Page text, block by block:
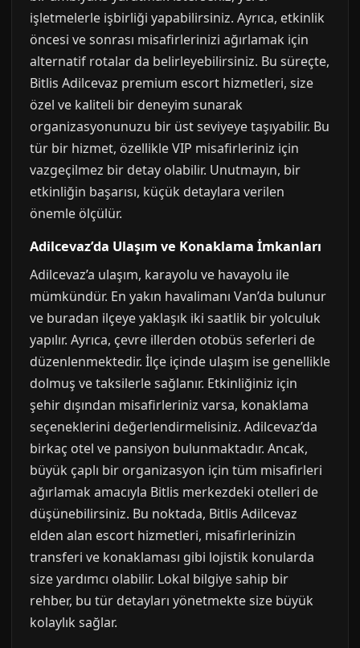
işletmelerle işbirliği yapabilirsiniz. Ayrıca, etkinlik
öncesi ve sonrası misafirlerinizi ağırlamak için
alternatif rotalar da belirleyebilirsiniz. Bu süreçte,
Bitlis Adilcevaz premium escort hizmetleri, size
özel ve kaliteli bir deneyim sunarak
organizasyonunuzu bir üst seviyeye taşıyabilir. Bu
tür bir hizmet, özellikle VIP misafirleriniz için
vazgeçilmez bir detay olabilir. Unutmayın, bir
etkinliğin başarısı, küçük detaylara verilen
önemle ölçülür.
Adilcevaz’da Ulaşım ve Konaklama İmkanları
Adilcevaz’a ulaşım, karayolu ve havayolu ile
mümkündür. En yakın havalimanı Van’da bulunur
ve buradan ilçeye yaklaşık iki saatlik bir yolculuk
yapılır. Ayrıca, çevre illerden otobüs seferleri de
düzenlenmektedir. İlçe içinde ulaşım ise genellikle
dolmuş ve taksilerle sağlanır. Etkinliğiniz için
şehir dışından misafirleriniz varsa, konaklama
seçeneklerini değerlendirmelisiniz. Adilcevaz’da
birkaç otel ve pansiyon bulunmaktadır. Ancak,
büyük çaplı bir organizasyon için tüm misafirleri
ağırlamak amacıyla Bitlis merkezdeki otelleri de
düşünebilirsiniz. Bu noktada, Bitlis Adilcevaz
elden alan escort hizmetleri, misafirlerinizin
transferi ve konaklaması gibi lojistik konularda
size yardımcı olabilir. Lokal bilgiye sahip bir
rehber, bu tür detayları yönetmekte size büyük
kolaylık sağlar.